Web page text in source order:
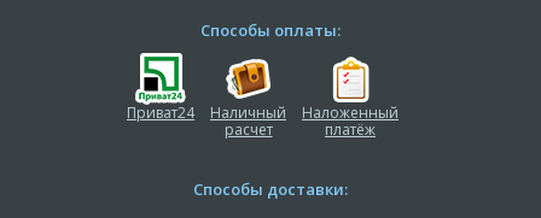
Способы оплаты:
Приват24
Наличный
расчет
Наложенный
платёж
Способы доставки: